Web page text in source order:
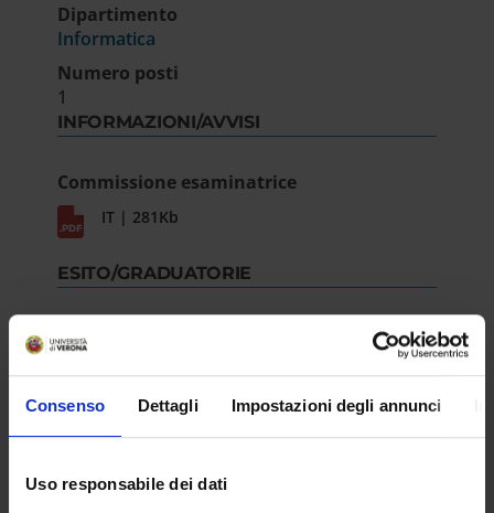
Consenso Dettagli Impostazioni degli annunci
Uso responsabile dei dati
Dipartimento
Informatica
Numero posti
1
INFORMAZIONI/AVVISI
Commissione esaminatrice
IT | 281Kb
ESITO/GRADUATORIE
Approvazione atti